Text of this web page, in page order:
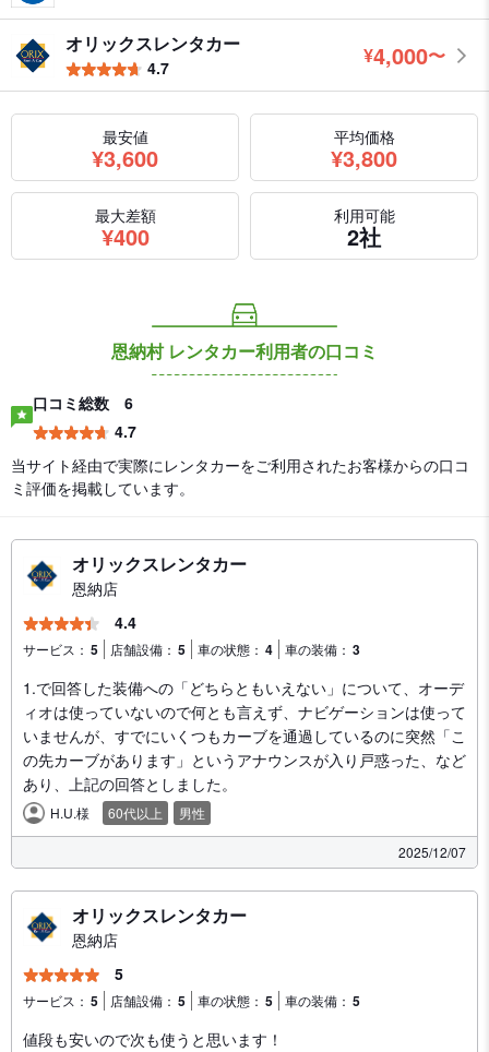
オリックスレンタカー
4.7
¥4,000 円
〜
最安値
¥3,600
円
平均価格
¥3,800
円
最大差額
¥400
円
利用可能
2社
恩納村 レンタカー利用者の口コミ
口コミ総数
6
4.7
当サイト経由で実際にレンタカーをご利用されたお客様からの口コ
ミ評価を掲載しています。
オリックスレンタカー
恩納店
4.4
サービス： 5 店舗設備： 5 車の状態： 4 車の装備： 3
1.で回答した装備への「どちらともいえない」について、オーデ
ィオは使っていないので何とも言えず、ナビゲーションは使って
いませんが、すでにいくつもカーブを通過しているのに突然「こ
の先カーブがあります」というアナウンスが入り戸惑った、など
あり、上記の回答としました。
H.U.様 60代以上 男性
2025/12/07
オリックスレンタカー
恩納店
5
サービス： 5 店舗設備： 5 車の状態： 5 車の装備： 5
値段も安いので次も使うと思います！